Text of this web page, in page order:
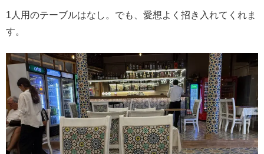
1人用のテーブルはなし。でも、愛想よく招き入れてくれま
す。